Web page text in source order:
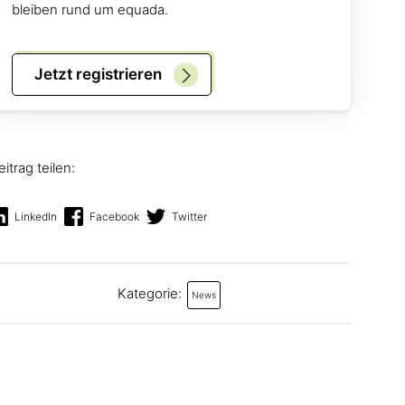
bleiben rund um equada.
Jetzt registrieren
teilen:
LinkedIn Facebook Twitter
Kategorie: News